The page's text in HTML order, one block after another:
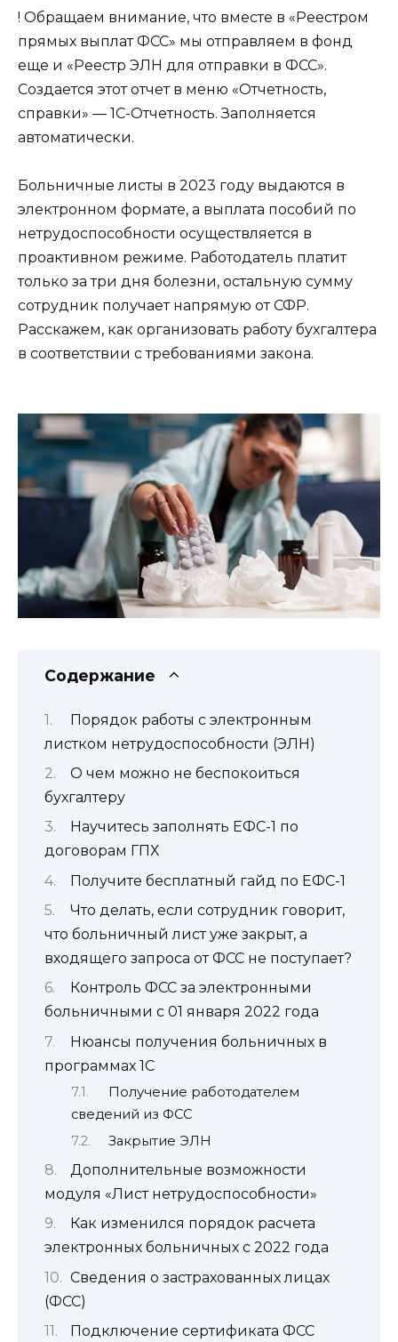
! Обращаем внимание, что вместе в «Реестром
прямых выплат ФСС» мы отправляем в фонд
еще и «Реестр ЭЛН для отправки в ФСС».
Создается этот отчет в меню «Отчетность,
справки» — 1С-Отчетность. Заполняется
автоматически.
Больничные листы в 2023 году выдаются в
электронном формате, а выплата пособий по
нетрудоспособности осуществляется в
проактивном режиме. Работодатель платит
только за три дня болезни, остальную сумму
сотрудник получает напрямую от СФР.
Расскажем, как организовать работу бухгалтера
в соответствии с требованиями закона.
Содержание
Порядок работы с электронным
листком нетрудоспособности (ЭЛН)
О чем можно не беспокоиться
бухгалтеру
Научитесь заполнять ЕФС-1 по
договорам ГПХ
Получите бесплатный гайд по ЕФС-1
Что делать, если сотрудник говорит,
что больничный лист уже закрыт, а
входящего запроса от ФСС не поступает?
Контроль ФСС за электронными
больничными с 01 января 2022 года
Нюансы получения больничных в
программах 1С
Получение работодателем
сведений из ФСС
Закрытие ЭЛН
Дополнительные возможности
модуля «Лист нетрудоспособности»
Как изменился порядок расчета
электронных больничных с 2022 года
Сведения о застрахованных лицах
(ФСС)
Подключение сертификата ФСС